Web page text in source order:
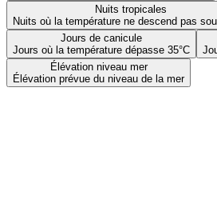
Nuits tropicales
Nuits où la température ne descend pas
Jours de canicule
Jours où la température dépasse 35°C
Élévation niveau mer
Élévation prévue du niveau de la mer